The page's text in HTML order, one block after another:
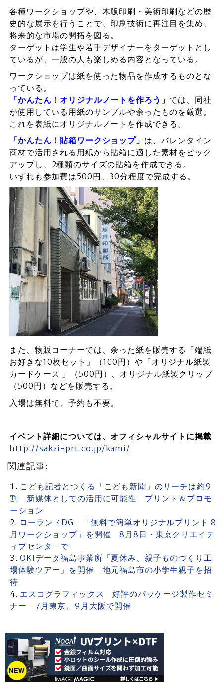
各種ワークショップや、木版印刷・美術印刷などの歴
史的な展示を行うことで、印刷技術に再注目を集め、
将来的な市場の開拓を図る。
ターゲットは学生や若手デザイナーをターゲットとし
ているが、一般の人も楽しめる内容となっている。
ワークショップは紙を使った物品を作成するものとな
っている。
「かんたん！オリジナルノートを作ろう」 では、同社
が使用している用紙のサンプルや余ったものを厳選。
これを表紙にオリジナルノートを作成できる。
「かんたん！貼箱ワークショップ」 は、バレンタイン
商材で活用される用紙から貼箱に適した素材をピック
アップし、2種類のサイズの貼箱を作成できる。
いずれも参加費は500円、30分程度で完成する。
また、物販コーナーでは、余った紙を販売する「端紙
お好きな10枚セット」（100円）や「オリジナル紙製
カードケース 」（500円）、オリジナル紙製クリップ
（500円）などを販売する。
入場は無料で、予約も不要。
イベント詳細については、オフィシャルサイトに掲載
http://sakai-prt.co.jp/kami/
関連記事:
こども記者とつくる「こども新聞」のリーチは約9
割 新媒体としての活用に可能性 プリント＆プロモ
ーション
ローランドDG 「無料で簡単オリジナルプリント 8
月ワークショップ」を開催 8月8日・東京クリエイテ
ィブセンターで
OKIデータ福島事業所「夏休み、親子ものづくり工
場体験ツアー」を開催 地元福島市の小学生親子を招
待
エスコグラフィックス 好評のパッケージ製作セミ
ナー 7月東京、9月大阪で開催